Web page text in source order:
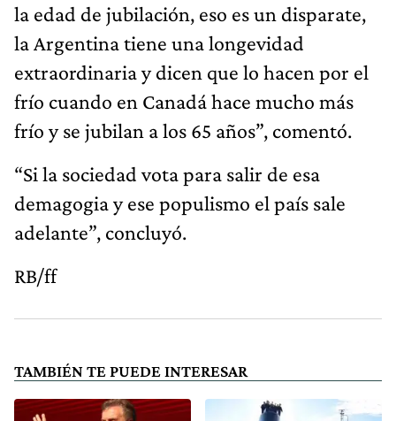
la edad de jubilación, eso es un disparate,
la Argentina tiene una longevidad
extraordinaria y dicen que lo hacen por el
frío cuando en Canadá hace mucho más
frío y se jubilan a los 65 años”, comentó.
“Si la sociedad vota para salir de esa
demagogia y ese populismo el país sale
adelante”, concluyó.
RB/ff
TAMBIÉN TE PUEDE INTERESAR